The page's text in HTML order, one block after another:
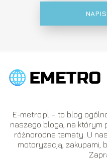
E-metro.pl – to blog
naszego bloga, na którym
różnorodne tematy. U
motoryzacją, zakupami,